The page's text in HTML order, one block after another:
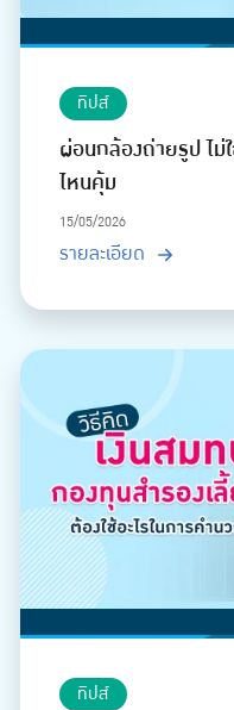
ทิปส์
ผ่อนกล้องถ่ายรูป ไม่
ไหนคุ้ม
15/05/2026
รายละเอียด
ทิปส์